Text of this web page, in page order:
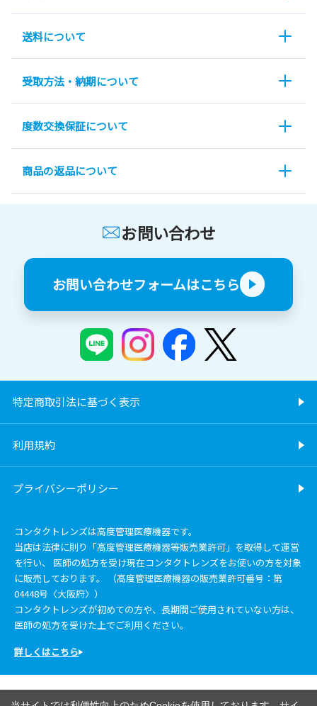
送料について
受取方法・納期について
度数交換保証について
商品の返品について
お問い合わせ
お問い合わせフォームはこちら
特定商取引法に基づく表示
利用規約
プライバシーポリシー
コンタクトレンズは高度管理医療機器です。
当店は法律に則り「高度管理医療機器等販売業許可」を取得して運営
を行い、 医師の処方を受け現在コンタクトレンズをお使いの方を対象
に販売しております。 （高度管理医療機器の販売業許可番号：第
04448号〈大阪府〉）
コンタクトレンズが初めての方や、長期間ご使用されていない方は、
医師の処方を受けた上でご利用ください。
詳しくはこちら